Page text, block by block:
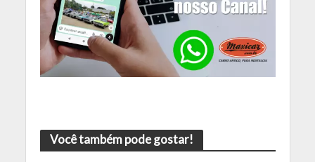
Você também pode gostar!